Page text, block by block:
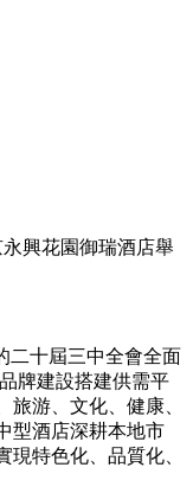
興花園御瑞酒店舉
二十屆三中全會全面
牌建設搭建供需平
游、文化、健康、
型酒店深耕本地市
特色化、品質化、